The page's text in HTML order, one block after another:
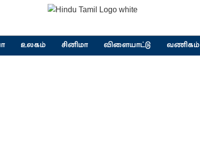
உலகம் சினிமா விளையாட்டு வணிகம்